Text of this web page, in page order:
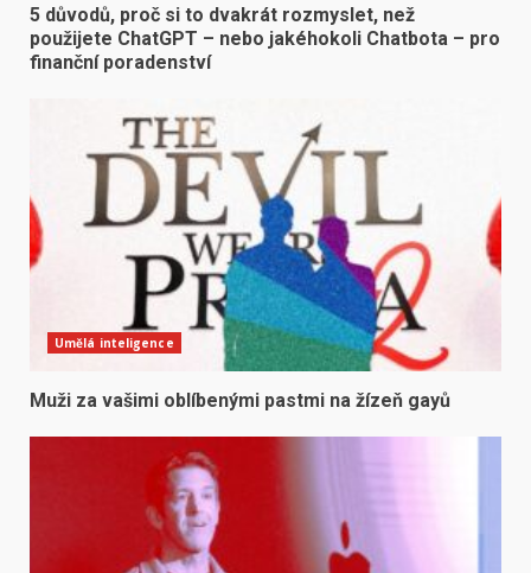
5 důvodů, proč si to dvakrát rozmyslet, než
použijete ChatGPT – nebo jakéhokoli Chatbota – pro
finanční poradenství
Umělá inteligence
Muži za vašimi oblíbenými pastmi na žízeň gayů